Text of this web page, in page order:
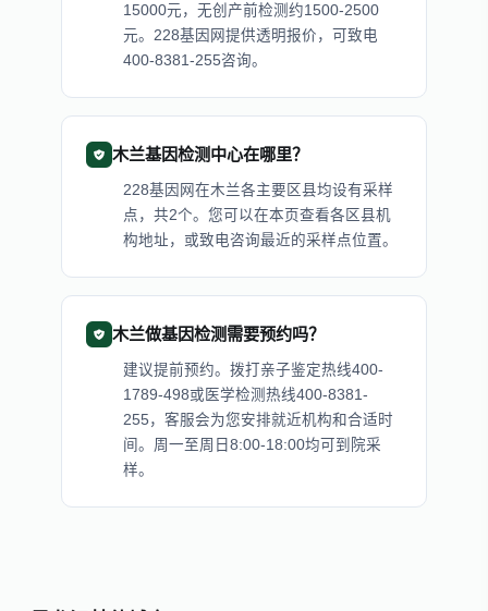
15000元，无创产前检测约1500-2500
元。228基因网提供透明报价，可致电
400-8381-255咨询。
木兰基因检测中心在哪里？
228基因网在木兰各主要区县均设有采样
点，共2个。您可以在本页查看各区县机
构地址，或致电咨询最近的采样点位置。
木兰做基因检测需要预约吗？
建议提前预约。拨打亲子鉴定热线400-
1789-498或医学检测热线400-8381-
255，客服会为您安排就近机构和合适时
间。周一至周日8:00-18:00均可到院采
样。